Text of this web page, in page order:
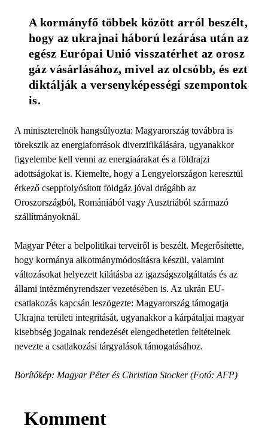
A kormányfő többek között arról beszélt,
hogy az ukrajnai háború lezárása után az
egész Európai Unió visszatérhet az orosz
gáz vásárlásához, mivel az olcsóbb, és ezt
diktálják a versenyképességi szempontok
is.
A miniszterelnök hangsúlyozta: Magyarország továbbra is
törekszik az energiaforrások diverzifikálására, ugyanakkor
figyelembe kell venni az energiaárakat és a földrajzi
adottságokat is. Kiemelte, hogy a Lengyelországon keresztül
érkező cseppfolyósított földgáz jóval drágább az
Oroszországból, Romániából vagy Ausztriából származó
szállítmányoknál.
Magyar Péter a belpolitikai terveiről is beszélt. Megerősítette,
hogy kormánya alkotmánymódosításra készül, valamint
változásokat helyezett kilátásba az igazságszolgáltatás és az
állami intézményrendszer vezetésében is. Az ukrán EU-
csatlakozás kapcsán leszögezte: Magyarország támogatja
Ukrajna területi integritását, ugyanakkor a kárpátaljai magyar
kisebbség jogainak rendezését elengedhetetlen feltételnek
nevezte a csatlakozási tárgyalások támogatásához.
Borítókép: Magyar Péter és Christian Stocker (Fotó: AFP)
Komment